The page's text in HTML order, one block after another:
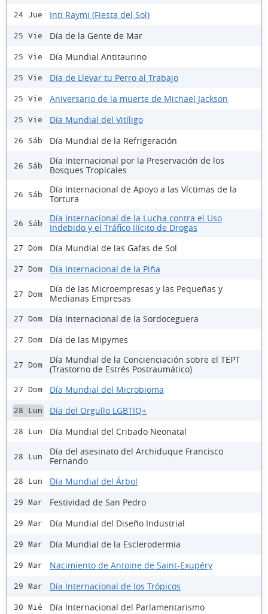
24 Jue Inti Raymi (Fiesta del Sol)
25 Vie Día de la Gente de Mar
25 Vie Día Mundial Antitaurino
25 Vie Día de Llevar tu Perro al Trabajo
25 Vie Aniversario de la muerte de Michael Jackson
25 Vie Día Mundial del Vitíligo
26 Sáb Día Mundial de la Refrigeración
26 Sáb
Día Internacional por la Preservación de los
Bosques Tropicales
26 Sáb
Día Internacional de Apoyo a las Víctimas de la
Tortura
26 Sáb
Día Internacional de la Lucha contra el Uso
Indebido y el Tráfico Ilícito de Drogas
27 Dom Día Mundial de las Gafas de Sol
27 Dom Día Internacional de la Piña
27 Dom
Día de las Microempresas y las Pequeñas y
Medianas Empresas
27 Dom Día Internacional de la Sordoceguera
27 Dom Día de las Mipymes
27 Dom
Día Mundial de la Concienciación sobre el TEPT
(Trastorno de Estrés Postraumático)
27 Dom Día Mundial del Microbioma
28 Lun Día del Orgullo LGBTIQ+
28 Lun Día Mundial del Cribado Neonatal
28 Lun
Día del asesinato del Archiduque Francisco
Fernando
28 Lun Día Mundial del Árbol
29 Mar Festividad de San Pedro
29 Mar Día Mundial del Diseño Industrial
29 Mar Día Mundial de la Esclerodermia
29 Mar Nacimiento de Antoine de Saint-Exupéry
29 Mar Día Internacional de los Trópicos
30 Mié Día Internacional del Parlamentarismo